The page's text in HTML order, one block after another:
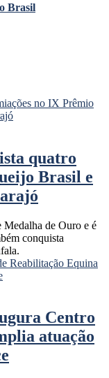
Brasil
quatro
Brasil e
de Ouro e é
conquista
Centro
atuação